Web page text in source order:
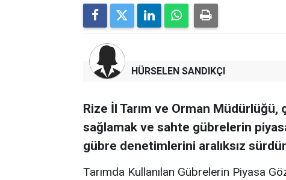
HÜRSELEN SANDIKÇI
Rize İl Tarım ve Orman
sağlamak ve sahte gübrelerin
gübre denetimlerini aralıksız
Tarımda Kullanılan Gübrelerin Piyasa